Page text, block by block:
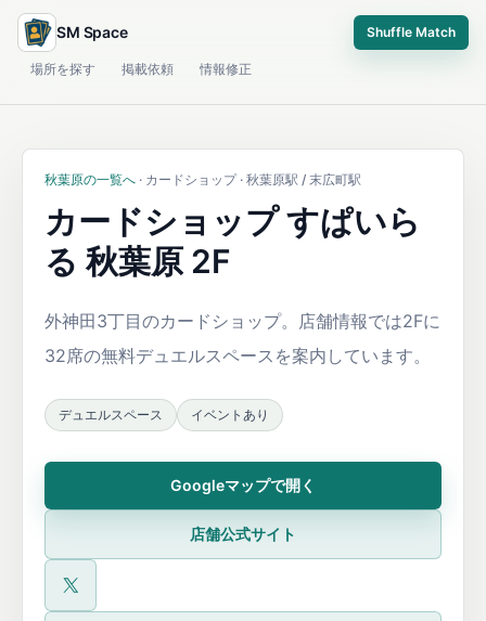
SM Space Shuffle Match
場所を探す 掲載依頼 情報修正
秋葉原の一覧へ · カードショップ · 秋葉原駅 / 末広町駅
カードショップ すぱいら
る 秋葉原 2F
外神田3丁目のカードショップ。店舗情報では2Fに
32席の無料デュエルスペースを案内しています。
デュエルスペース イベントあり
Googleマップで開く
店舗公式サイト
公式X